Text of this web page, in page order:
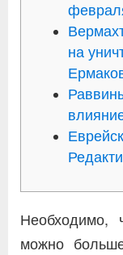
на
Необходимо,
можно